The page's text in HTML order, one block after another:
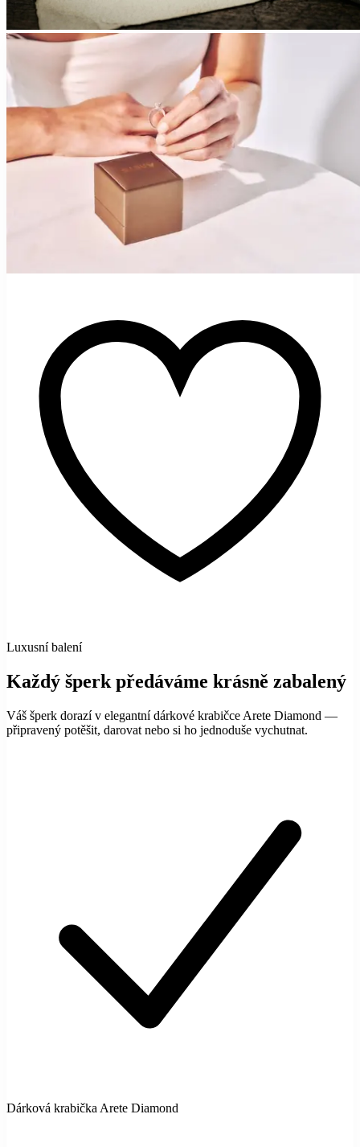
Luxusní balení
Každý šperk předáváme krásně zabalený
Váš šperk dorazí v elegantní dárkové krabičce Arete Diamond —
připravený potěšit, darovat nebo si ho jednoduše vychutnat.
Dárková krabička Arete Diamond